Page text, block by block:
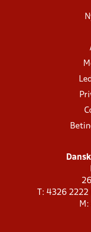
T: 4326
M: